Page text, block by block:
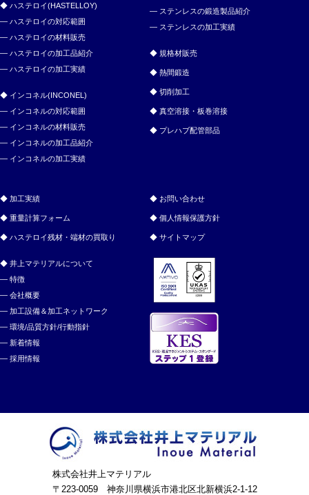
ハステロイ(HASTELLOY)
ハステロイの対応範囲
ハステロイの材料販売
ハステロイの加工品紹介
ハステロイの加工実績
インコネル(INCONEL)
インコネルの対応範囲
インコネルの材料販売
インコネルの加工品紹介
インコネルの加工実績
ステンレスの鍛造製品紹介
ステンレスの加工実績
規格材販売
熱間鍛造
切削加工
真空溶接・板巻溶接
プレハブ配管部品
加工実績
重量計算フォーム
ハステロイ残材・端材の買取り
井上マテリアルについて
特徴
会社概要
加工設備＆加工ネットワーク
環境/品質方針/行動指針
新着情報
採用情報
お問い合わせ
個人情報保護方針
サイトマップ
株式会社井上マテリアル
〒223-0059 神奈川県横浜市港北区北新横浜2-1-12